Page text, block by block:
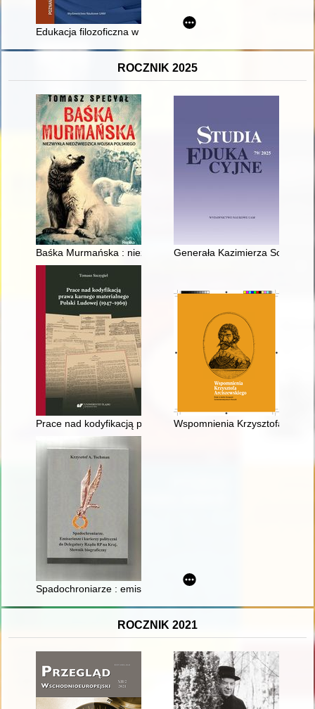
Edukacja filozoficzna w Indiach wczesnego okresu
ROCZNIK 2025
Baśka Murmańska : niezwykła niedźwiedzica Wojska Polskiego
Generała Kazimierza
Prace nad kodyfikacją prawa karnego materialnego Polski
Wspomnienia Krzysztofa
Spadochroniarze : emisariusze i kurierzy polityczni do
ROCZNIK 2021